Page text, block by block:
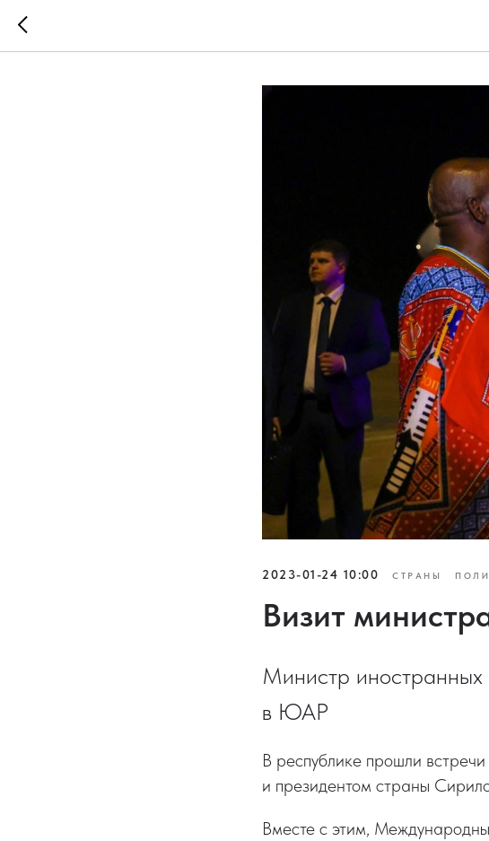
2023-01-24 10:00 СТРАНЫ
Визит
Министр
в ЮАР
В республике прошли
и президентом страны
Вместе с этим,